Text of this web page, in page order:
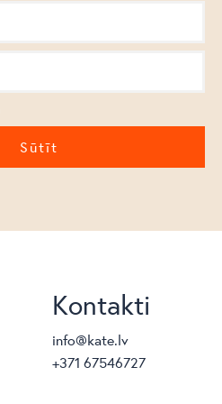
Kontakti
info@kate.lv
+371 67546727